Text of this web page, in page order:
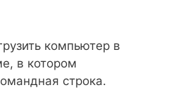
компьютер в
в котором
строка.